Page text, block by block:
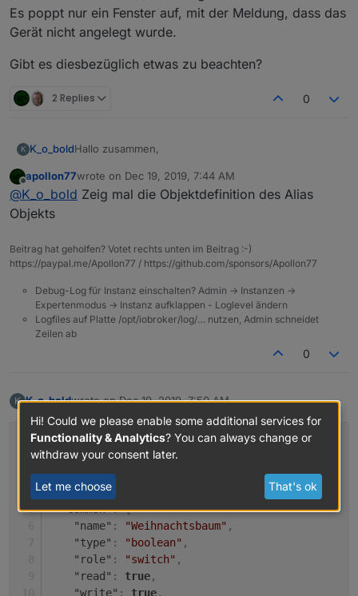
Es poppt nur ein Fenster auf, mit der Meldung, dass das
Gerät nicht angelegt wurde.
Gibt es diesbezüglich etwas zu beachten?
2 Replies 0
K K_o_boldHallo zusammen,
ich würde gerne ein Alias Objekt im IoT Adapter als
Alexa Gerät definieren. Allerdings funktioniert das
Offline
apollon77wrote on Dec 19, 2019, 7:44 AM
last edited by
@K_o_bold Zeig mal die Objektdefinition des Alias
Objekts
Beitrag hat geholfen? Votet rechts unten im Beitrag :-)
https://paypal.me/Apollon77 / https://github.com/sponsors/Apollon77
Debug-Log für Instanz einschalten? Admin -> Instanzen ->
Expertenmodus -> Instanz aufklappen - Loglevel ändern
Logfiles auf Platte /opt/iobroker/log/… nutzen, Admin schneidet
Zeilen ab
0
K K_o_boldwrote onDec 19, 2019, 7:50 AM
{
"from": "system.adapter.javascript.0"
"user": "system.user.admin"
"ts": 1576736190798
"common": {
"name" : "Weihnachtsbaum" ,
"type" : "boolean" ,
"role" : "switch" ,
"read" : true,
"write" : true,
Hi! Could we please enable some additional services for
Functionality & Analytics? You can always change or
withdraw your consent later.
Let me choose That's ok